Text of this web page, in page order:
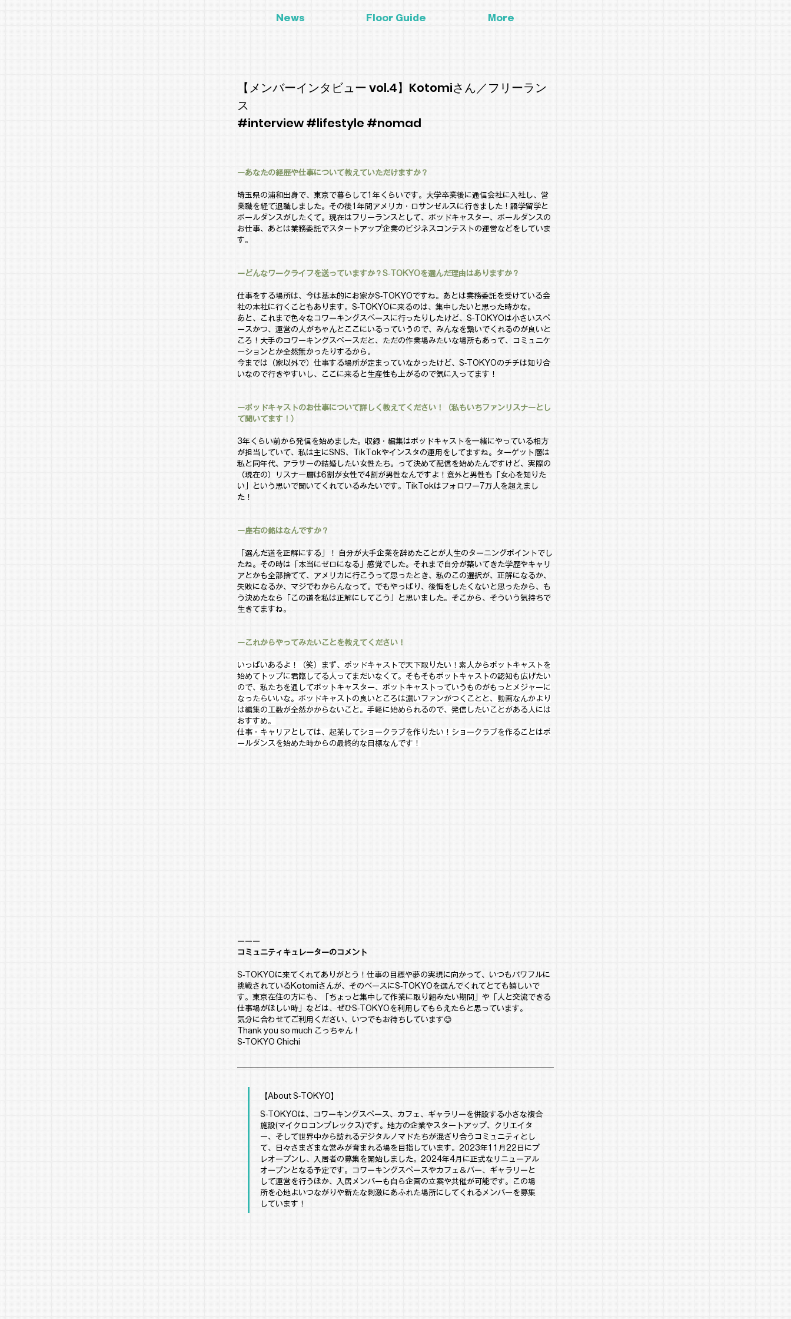
【メンバーインタビュー vol.4】Kotomiさん／フリーラン
ス
#interview #lifestyle #nomad
ーあなたの経歴や仕事について教えていただけますか？
埼玉県の浦和出身で、東京で暮らして1年くらいです。大学卒業後に通信会社に入社し、営
業職を経て退職しました。その後1年間アメリカ・ロサンゼルスに行きました！語学留学と
ポールダンスがしたくて。現在はフリーランスとして、ポッドキャスター、ポールダンスの
お仕事、あとは業務委託でスタートアップ企業のビジネスコンテストの運営などをしていま
す。
ーどんなワークライフを送っていますか？S-TOKYOを選んだ理由はありますか？
仕事をする場所は、今は基本的にお家かS-TOKYOですね。あとは業務委託を受けている会
社の本社に行くこともあります。S-TOKYOに来るのは、集中したいと思った時かな。
あと、これまで色々なコワーキングスペースに行ったりしたけど、S-TOKYOは小さいスペ
ースかつ、運営の人がちゃんとここにいるっていうので、みんなを繋いでくれるのが良いと
ころ！大手のコワーキングスペースだと、ただの作業場みたいな場所もあって、コミュニケ
ーションとか全然無かったりするから。
今までは（家以外で）仕事する場所が定まっていなかったけど、S-TOKYOのチチは知り合
いなので行きやすいし、ここに来ると生産性も上がるので気に入ってます！
ーポッドキャストのお仕事について詳しく教えてください！（私もいちファンリスナーとし
て聞いてます！）
3年くらい前から発信を始めました。収録・編集はポッドキャストを一緒にやっている相方
が担当していて、私は主にSNS、TikTokやインスタの運用をしてますね。ターゲット層は
私と同年代、アラサーの結婚したい女性たち。って決めて配信を始めたんですけど、実際の
（現在の）リスナー層は6割が女性で4割が男性なんですよ！意外と男性も「女心を知りた
い」という思いで聞いてくれているみたいです。TikTokはフォロワー7万人を超えまし
た！
ー座右の銘はなんですか？
「選んだ道を正解にする」！ 自分が大手企業を辞めたことが人生のターニングポイントでし
たね。その時は「本当にゼロになる」感覚でした。それまで自分が築いてきた学歴やキャリ
アとかも全部捨てて、アメリカに行こうって思ったとき、私のこの選択が、正解になるか、
失敗になるか、マジでわからんなって。でもやっぱり、後悔をしたくないと思ったから、も
う決めたなら「この道を私は正解にしてこう」と思いました。そこから、そういう気持ちで
生きてますね。
ーこれからやってみたいことを教えてください！
いっぱいあるよ！（笑）まず、ポッドキャストで天下取りたい！素人からポットキャストを
始めてトップに君臨してる人ってまだいなくて。そもそもポットキャストの認知も広げたい
ので、私たちを通してポットキャスター、ポットキャストっていうものがもっとメジャーに
なったらいいな。ポッドキャストの良いところは濃いファンがつくことと、動画なんかより
は編集の工数が全然かからないこと。手軽に始められるので、発信したいことがある人には
おすすめ。
仕事・キャリアとしては、起業してショークラブを作りたい！ショークラブを作ることはポ
ールダンスを始めた時からの最終的な目標なんです！
ーーー
コミュニティキュレーターのコメント
S-TOKYOに来てくれてありがとう！仕事の目標や夢の実現に向かって、いつもパワフルに
挑戦されているKotomiさんが、そのベースにS-TOKYOを選んでくれてとても嬉しいで
す。東京在住の方にも、「ちょっと集中して作業に取り組みたい期間」や「人と交流できる
仕事場がほしい時」などは、ぜひS-TOKYOを利用してもらえたらと思っています。
気分に合わせてご利用ください、いつでもお待ちしています😊
Thank you so much こっちゃん！
S-TOKYO Chichi
【About S-TOKYO】
S-TOKYOは、コワーキングスペース、カフェ、ギャラリーを併設する小さな複合
施設(マイクロコンプレックス)です。地方の企業やスタートアップ、クリエイタ
ー、そして世界中から訪れるデジタルノマドたちが混ざり合うコミュニティとし
て、日々さまざまな営みが育まれる場を目指しています。2023年11月22日にプ
レオープンし、入居者の募集を開始しました。2024年4月に正式なリニューアル
オープンとなる予定です。コワーキングスペースやカフェ＆バー、ギャラリーと
して運営を行うほか、入居メンバーも自ら企画の立案や共催が可能です。この場
所を心地よいつながりや新たな刺激にあふれた場所にしてくれるメンバーを募集
しています！
News Floor Guide More